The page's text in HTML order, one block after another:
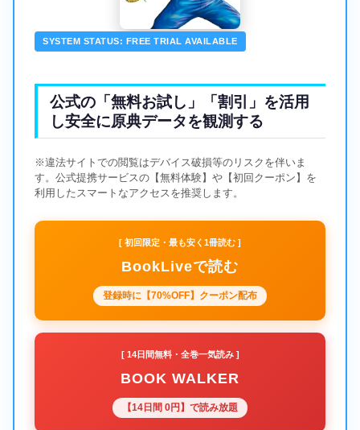
SYSTEM STATUS: FREE TRIAL AVAILABLE
公式の「無料お試し」「割引」を活用
し安全に原典データを観測する
※違法サイトでの閲覧はデバイス破損等のリスクを伴いま
す。公式提携サービスの【無料体験】や【初回クーポン】を
利用したスマートなアクセスを推奨します。
[ 初回限定・最も安く1冊読む ]
BookLiveで読む
登録時に【70%OFF】クーポン配布
[ 14日間無料・全巻一気読み ]
BOOK WALKER
【14日間 0円】で読み放題